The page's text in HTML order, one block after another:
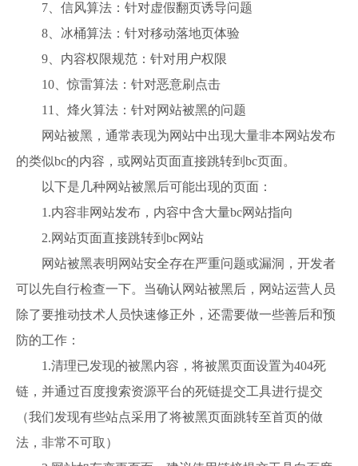
7、信风算法：针对虚假翻页诱导问题
8、冰桶算法：针对移动落地页体验
9、内容权限规范：针对用户权限
10、惊雷算法：针对恶意刷点击
11、烽火算法：针对网站被黑的问题
网站被黑，通常表现为网站中出现大量非本网站发布
的类似bc的内容，或网站页面直接跳转到bc页面。
以下是几种网站被黑后可能出现的页面：
1.内容非网站发布，内容中含大量bc网站指向
2.网站页面直接跳转到bc网站
网站被黑表明网站安全存在严重问题或漏洞，开发者
可以先自行检查一下。当确认网站被黑后，网站运营人员
除了要推动技术人员快速修正外，还需要做一些善后和预
防的工作：
1.清理已发现的被黑内容，将被黑页面设置为404死
链，并通过百度搜索资源平台的死链提交工具进行提交
（我们发现有些站点采用了将被黑页面跳转至首页的做
法，非常不可取）